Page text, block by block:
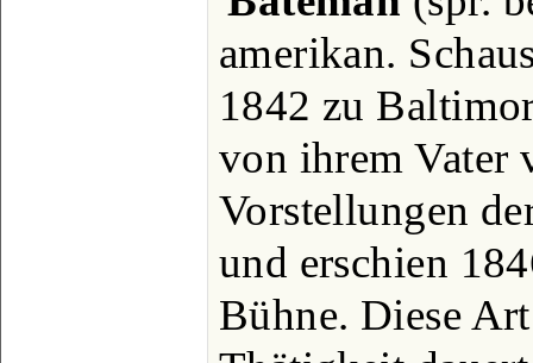
amerikan.
1842 zu
von ihrem Vater
Vorstellungen
und erschien
Bühne. Diese